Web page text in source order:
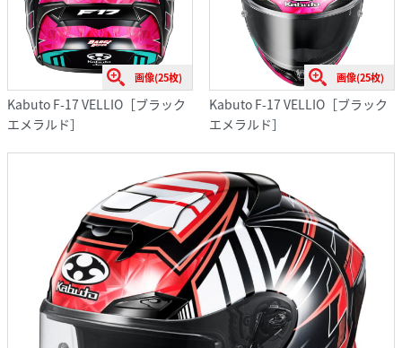
画像(25枚)
Kabuto F-17 VELLIO［ブラック
エメラルド］
画像(25枚)
Kabuto F-17 VELLIO［ブラック
エメラルド］